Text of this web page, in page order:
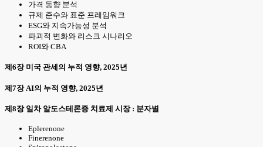
가격 동향 분석
규제 준수와 표준 프레임워크
ESG와 지속가능성 분석
파괴적 변화와 리스크 시나리오
ROI와 CBA
제6장 미국 관세의 누적 영향, 2025년
제7장 AI의 누적 영향, 2025년
제8장 일차 알도스테론증 치료제 시장 : 분자별
Eplerenone
Finerenone